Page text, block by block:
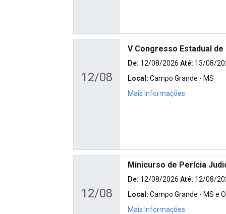
12/08
V Congresso Estadual
De: 12/08/2026 Até: 13/08/
Local: Campo Grande - MS
Mais Informações
12/08
Minicurso de Perícia
De: 12/08/2026 Até: 12/08/
Local: Campo Grande - MS e
Mais Informações